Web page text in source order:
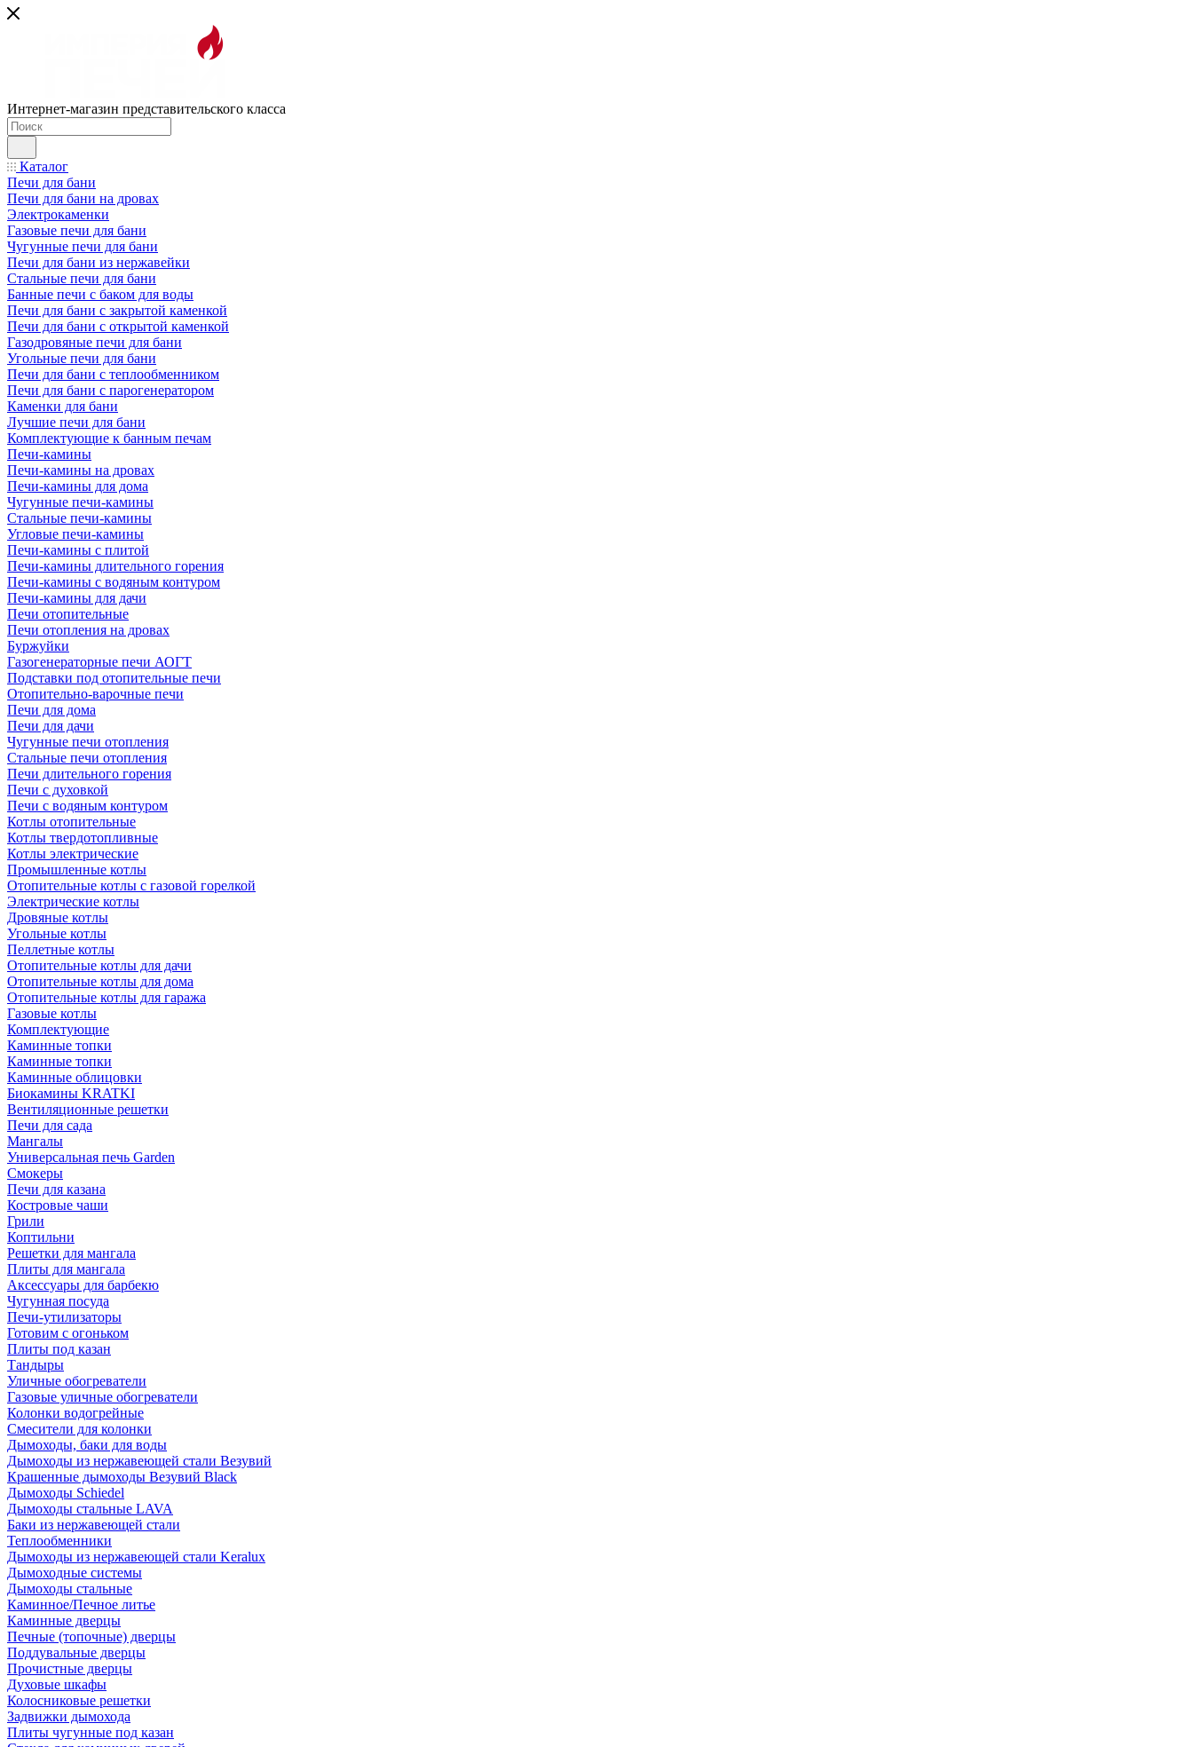
Интернет-магазин представительского класса
Каталог
Печи для бани
Печи для бани на дровах
Электрокаменки
Газовые печи для бани
Чугунные печи для бани
Печи для бани из нержавейки
Стальные печи для бани
Банные печи с баком для воды
Печи для бани с закрытой каменкой
Печи для бани с открытой каменкой
Газодровяные печи для бани
Угольные печи для бани
Печи для бани с теплообменником
Печи для бани с парогенератором
Каменки для бани
Лучшие печи для бани
Комплектующие к банным печам
Печи-камины
Печи-камины на дровах
Печи-камины для дома
Чугунные печи-камины
Стальные печи-камины
Угловые печи-камины
Печи-камины с плитой
Печи-камины длительного горения
Печи-камины с водяным контуром
Печи-камины для дачи
Печи отопительные
Печи отопления на дровах
Буржуйки
Газогенераторные печи АОГТ
Подставки под отопительные печи
Отопительно-варочные печи
Печи для дома
Печи для дачи
Чугунные печи отопления
Стальные печи отопления
Печи длительного горения
Печи с духовкой
Печи с водяным контуром
Котлы отопительные
Котлы твердотопливные
Котлы электрические
Промышленные котлы
Отопительные котлы с газовой горелкой
Электрические котлы
Дровяные котлы
Угольные котлы
Пеллетные котлы
Отопительные котлы для дачи
Отопительные котлы для дома
Отопительные котлы для гаража
Газовые котлы
Комплектующие
Каминные топки
Каминные топки
Каминные облицовки
Биокамины KRATKI
Вентиляционные решетки
Печи для сада
Мангалы
Универсальная печь Garden
Смокеры
Печи для казана
Костровые чаши
Грили
Коптильни
Решетки для мангала
Плиты для мангала
Аксессуары для барбекю
Чугунная посуда
Печи-утилизаторы
Готовим с огоньком
Плиты под казан
Тандыры
Уличные обогреватели
Газовые уличные обогреватели
Колонки водогрейные
Смесители для колонки
Дымоходы, баки для воды
Дымоходы из нержавеющей стали Везувий
Крашенные дымоходы Везувий Black
Дымоходы Schiedel
Дымоходы стальные LAVA
Баки из нержавеющей стали
Теплообменники
Дымоходы из нержавеющей стали Keralux
Дымоходные системы
Дымоходы стальные
Каминное/Печное литье
Каминные дверцы
Печные (топочные) дверцы
Поддувальные дверцы
Прочистные дверцы
Духовые шкафы
Колосниковые решетки
Задвижки дымохода
Плиты чугунные под казан